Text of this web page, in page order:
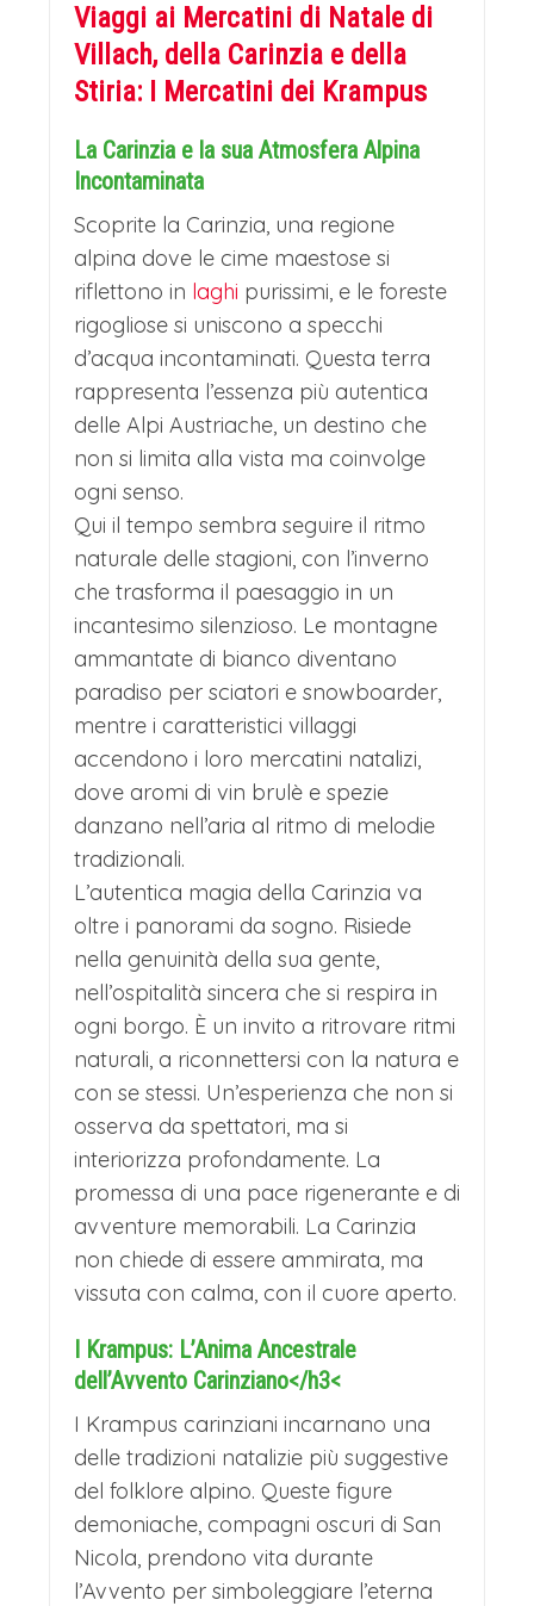
maestosa fontana del Lindwurm, che
sotto le luci serali acquisisce
un’atmosfera fiabesca. Circa 40
caratteristiche casette di legno offrono
artigianato locale, decorazioni
handmade e specialità gastronomiche,
come i famosi Kärntner Reindling (un
dolce a base di pasta lievitata, noci e
uvetta) e il vin brulè speziato.
L’ambiente è reso ancora più magico
dalle melodie dei concerti d’Avvento e
dalla pista di pattinaggio sul ghiaccio
che spesso viene allestita poco
distante. Un’atmosfera più intima e
raccolta si respira invece nel
Mercatino sul Lago, a Europapark,
dove le luci si specchiano nelle acque
tranquille, raddoppiando la magia.
Klagenfurt incarna perfettamente lo
spirito del Natale austriaco: autentico,
caloroso e ricco di tradizioni, invitando
a vivere momenti di pura serenità.
RIPARTENZA PER L’ITALIA
Nel pomeriggio ripartenza per l’Italia
con arrivo nelle rispettive città in
serata.
Viaggi ai Mercatini di Natale di
Villach, della Carinzia e della
Stiria: I Mercatini dei Krampus
La Carinzia e la sua Atmosfera Alpina
Incontaminata
Scoprite la Carinzia, una regione
alpina dove le cime maestose si
riflettono in laghi purissimi, e le foreste
rigogliose si uniscono a specchi
d’acqua incontaminati. Questa terra
rappresenta l’essenza più autentica
delle Alpi Austriache, un destino che
non si limita alla vista ma coinvolge
ogni senso.
Qui il tempo sembra seguire il ritmo
naturale delle stagioni, con l’inverno
che trasforma il paesaggio in un
incantesimo silenzioso. Le montagne
ammantate di bianco diventano
paradiso per sciatori e snowboarder,
mentre i caratteristici villaggi
accendono i loro mercatini natalizi,
dove aromi di vin brulè e spezie
danzano nell’aria al ritmo di melodie
tradizionali.
L’autentica magia della Carinzia va
oltre i panorami da sogno. Risiede
nella genuinità della sua gente,
nell’ospitalità sincera che si respira in
ogni borgo. È un invito a ritrovare ritmi
naturali, a riconnettersi con la natura e
con se stessi. Un’esperienza che non si
osserva da spettatori, ma si
interiorizza profondamente. La
promessa di una pace rigenerante e di
avventure memorabili. La Carinzia
non chiede di essere ammirata, ma
vissuta con calma, con il cuore aperto.
I Krampus: L’Anima Ancestrale
dell’Avvento Carinziano</h3<
I Krampus carinziani incarnano una
delle tradizioni natalizie più suggestive
del folklore alpino. Queste figure
demoniache, compagni oscuri di San
Nicola, prendono vita durante
l’Avvento per simboleggiare l’eterna